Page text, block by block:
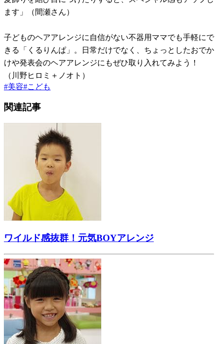
ます」（間瀬さん）
子どものヘアアレンジに自信がない不器用ママでも手軽にで
きる「くるりんぱ」。日常だけでなく、ちょっとしたおでか
けや発表会のヘアアレンジにもぜひ取り入れてみよう！
（川野ヒロミ＋ノオト）
#美容#こども
関連記事
ワイルド感抜群！元気BOYアレンジ